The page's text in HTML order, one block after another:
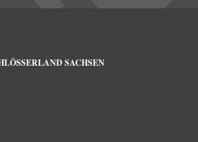
SACHSEN